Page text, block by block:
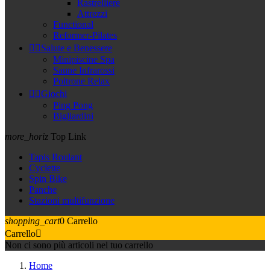
Rastrelliere
Attrezzi
Functional
Reformer-Pilates
 Salute e Benessere
Minipiscine Spa
Saune Infrarossi
Poltrone Relax
 Giochi
Ping Pong
Bigliardini
more_horiz Top Link
Tapis Roulant
Cyclette
Spin Bike
Panche
Stazioni multifunzione
shopping_cart0 Carrello
Carrello
Non ci sono più articoli nel tuo carrello
Home